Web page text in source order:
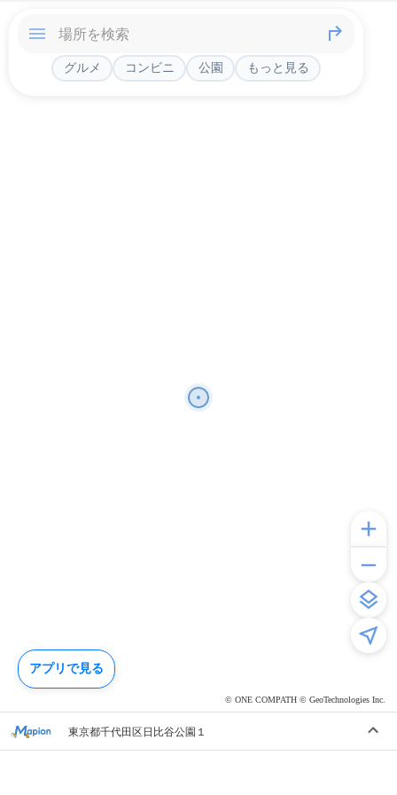
© ONE COMPATH © GeoTechnologies Inc.
グルメ コンビニ 公園 もっと見る
東京都千代田区日比谷公園１
アプリで見る